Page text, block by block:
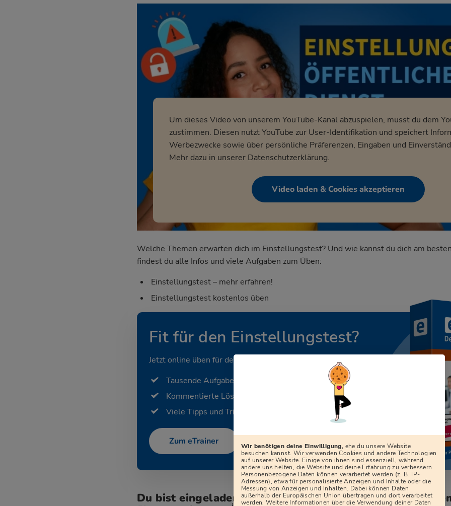
Um dieses Video von unserem YouTube-Kanal abzuspielen, musst du dem
zustimmen. Diesen nutzt YouTube zur User-Identifikation und speichert
Werbezwecke sowie über persönliche Präferenzen, Eingaben und
Mehr dazu in unserer Datenschutzerklärung.
Video laden & Cookies akzeptieren
Welche Themen erwarten dich im Einstellungstest? Und wie kannst du dich am
findest du alle Infos und viele Aufgaben zum Üben:
Einstellungstest – mehr erfahren!
Einstellungstest kostenlos üben
Fit für den Einstellungstest?
Jetzt online üben für deinen Beruf.
Tausende Aufgaben
Kommentierte Lösungen
Viele Tipps und Tricks
Zum eTrainer
Du bist eingeladen zum Vorstellungsgespräch bei der
Wir benötigen deine Einwilligung, ehe du unsere Website
besuchen kannst. Wir verwenden Cookies und andere Technologien
auf unserer Website. Einige von ihnen sind essenziell, während
andere uns helfen, die Website und deine Erfahrung zu verbessern.
Personenbezogene Daten können verarbeitet werden (z. B. IP-
Adressen), etwa für personalisierte Anzeigen und Inhalte oder die
Messung von Anzeigen und Inhalten. Dabei können Daten
außerhalb der Europäischen Union übertragen und dort verarbeitet
werden. Weitere Informationen über die Verwendung deiner Daten